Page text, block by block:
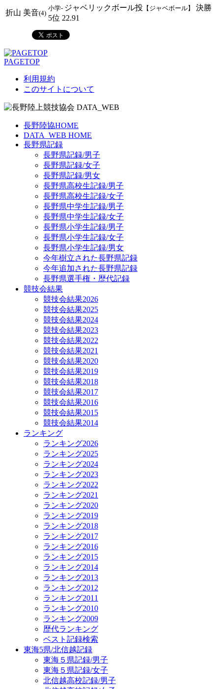
折山 美音(4)
小学- ジャベリックボール投 【ジャベボール】
決勝
5位 22.91
PAGETOP
利用規約
このサイトについて
長野陸協HOME
DATA_WEB HOME
長野県記録
長野県記録/男子
長野県記録/女子
長野県記録/男女
長野県高校生記録/男子
長野県高校生記録/女子
長野県中学生記録/男子
長野県中学生記録/女子
長野県小学生記録/男子
長野県小学生記録/女子
長野県小学生記録/男女
今年樹立された長野県記録
今年追加された長野県記録
長野県選手権・歴代記録
競技会結果
競技会結果2026
競技会結果2025
競技会結果2024
競技会結果2023
競技会結果2022
競技会結果2021
競技会結果2020
競技会結果2019
競技会結果2018
競技会結果2017
競技会結果2016
競技会結果2015
競技会結果2014
ランキング
ランキング2026
ランキング2025
ランキング2024
ランキング2023
ランキング2022
ランキング2021
ランキング2020
ランキング2019
ランキング2018
ランキング2017
ランキング2016
ランキング2015
ランキング2014
ランキング2013
ランキング2012
ランキング2011
ランキング2010
ランキング2009
歴代ランキング
ベスト記録検索
東海5県/北信越記録
東海５県記録/男子
東海５県記録/女子
北信越高校記録/男子